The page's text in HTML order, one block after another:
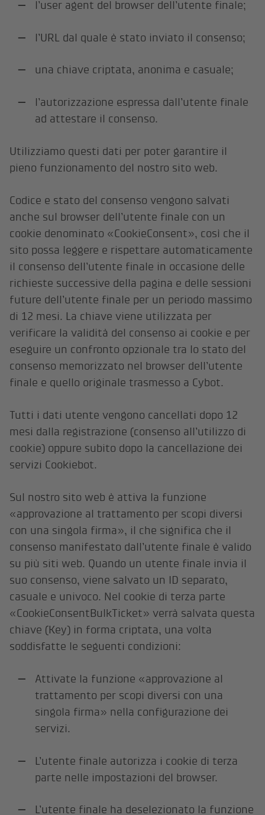
l’user agent del browser dell’utente finale;
l’URL dal quale è stato inviato il consenso;
una chiave criptata, anonima e casuale;
l’autorizzazione espressa dall’utente finale
ad attestare il consenso.
Utilizziamo questi dati per poter garantire il
pieno funzionamento del nostro sito web.
Codice e stato del consenso vengono salvati
anche sul browser dell’utente finale con un
cookie denominato «CookieConsent», così che il
sito possa leggere e rispettare automaticamente
il consenso dell’utente finale in occasione delle
richieste successive della pagina e delle sessioni
future dell’utente finale per un periodo massimo
di 12 mesi. La chiave viene utilizzata per
verificare la validità del consenso ai cookie e per
eseguire un confronto opzionale tra lo stato del
consenso memorizzato nel browser dell’utente
finale e quello originale trasmesso a Cybot.
Tutti i dati utente vengono cancellati dopo 12
mesi dalla registrazione (consenso all’utilizzo di
cookie) oppure subito dopo la cancellazione dei
servizi Cookiebot.
Sul nostro sito web è attiva la funzione
«approvazione al trattamento per scopi diversi
con una singola firma», il che significa che il
consenso manifestato dall’utente finale è valido
su più siti web. Quando un utente finale invia il
suo consenso, viene salvato un ID separato,
casuale e univoco. Nel cookie di terza parte
«CookieConsentBulkTicket» verrà salvata questa
chiave (Key) in forma criptata, una volta
soddisfatte le seguenti condizioni:
Attivate la funzione «approvazione al
trattamento per scopi diversi con una
singola firma» nella configurazione dei
servizi.
L’utente finale autorizza i cookie di terza
parte nelle impostazioni del browser.
L’utente finale ha deselezionato la funzione